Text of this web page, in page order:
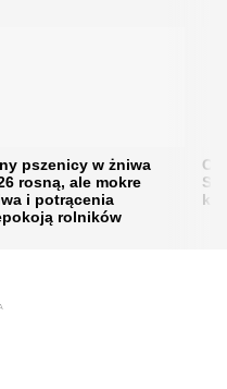
pszenicy w żniwa
rosną, ale mokre
i potrącenia
rolników